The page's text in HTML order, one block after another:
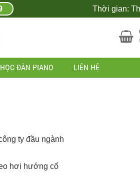
Thời gian:
ĐÀN PIANO LIÊN HỆ
ty đầu ngành
hơi hướng cổ